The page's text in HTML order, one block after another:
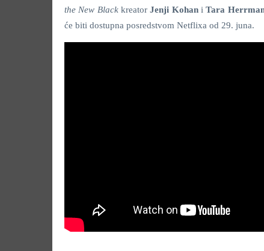
the New BlackkreatorJenji KohaniTara
će biti dostupna posredstvom Netflixa od 29. juna.